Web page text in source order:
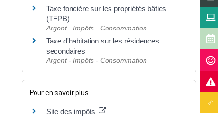
Taxe foncière sur les propriétés bâties
(TFPB)
Argent - Impôts - Consommation
Taxe d'habitation sur les résidences
secondaires
Argent - Impôts - Consommation
Pour en savoir plus
Site des impôts